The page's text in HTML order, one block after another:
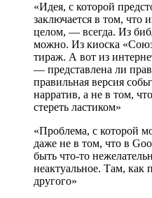
«Идея, с которой
заключается в том, что
целом, — всегда. Из
можно. Из киоска
тираж. А вот из
— представлена ли
правильная версия
нарратив, а не в том,
стереть ластиком»
«Проблема, с которой
даже не в том, что в
быть что-то
неактуальное. Там,
другого»